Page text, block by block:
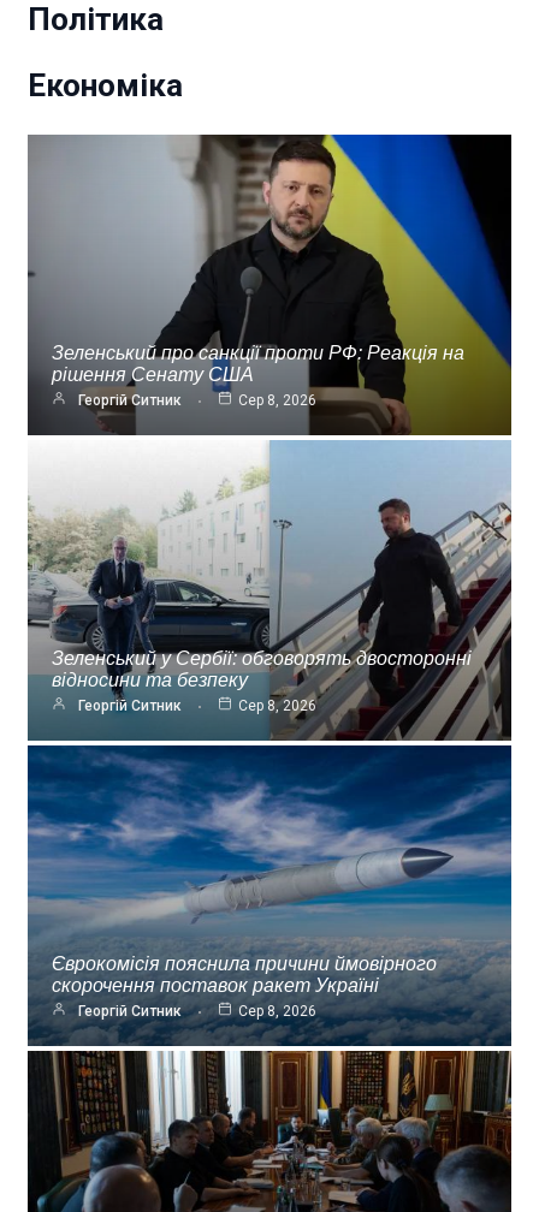
Політика
Економіка
Зеленський про санкції проти РФ: Реакція на
рішення Сенату США
Георгій Ситник Сер 8, 2026
Зеленський у Сербії: обговорять двосторонні
відносини та безпеку
Георгій Ситник Сер 8, 2026
Єврокомісія пояснила причини ймовірного
скорочення поставок ракет Україні
Георгій Ситник Сер 8, 2026